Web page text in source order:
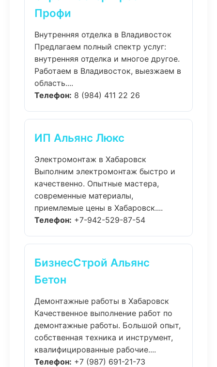
Профи
Внутренняя отделка в Владивосток
Предлагаем полный спектр услуг:
внутренняя отделка и многое другое.
Работаем в Владивосток, выезжаем в
область....
Телефон: 8 (984) 411 22 26
ИП Альянс Люкс
Электромонтаж в Хабаровск
Выполним электромонтаж быстро и
качественно. Опытные мастера,
современные материалы,
приемлемые цены в Хабаровск....
Телефон: +7-942-529-87-54
БизнесСтрой Альянс
Бетон
Демонтажные работы в Хабаровск
Качественное выполнение работ по
демонтажные работы. Большой опыт,
собственная техника и инструмент,
квалифицированные рабочие....
Телефон: +7 (987) 691-21-73